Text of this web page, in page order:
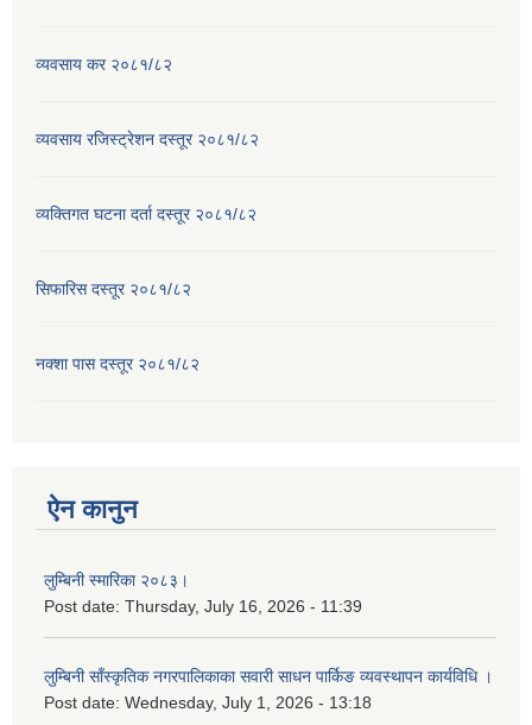
व्यवसाय कर २०८१/८२
व्यवसाय रजिस्ट्रेशन दस्तूर २०८१/८२
व्यक्तिगत घटना दर्ता दस्तूर २०८१/८२
सिफारिस दस्तूर २०८१/८२
नक्शा पास दस्तूर २०८१/८२
ऐन कानुन
लुम्बिनी स्मारिका २०८३।
Post date: Thursday, July 16, 2026 - 11:39
लुम्बिनी साँस्कृतिक नगरपालिकाका सवारी साधन पार्किङ व्यवस्थापन कार्यविधि ।
Post date: Wednesday, July 1, 2026 - 13:18